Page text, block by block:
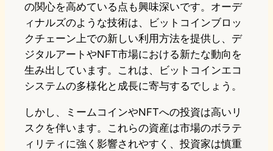
の関心を高めている点も興味深いです。オーデ
ィナルズのような技術は、ビットコインブロッ
クチェーン上での新しい利用方法を提供し、デ
ジタルアートやNFT市場における新たな動向を
生み出しています。これは、ビットコインエコ
システムの多様化と成長に寄与するでしょう。
しかし、ミームコインやNFTへの投資は高いリ
スクを伴います。これらの資産は市場のボラテ
ィリティに強く影響されやすく、投資家は慎重